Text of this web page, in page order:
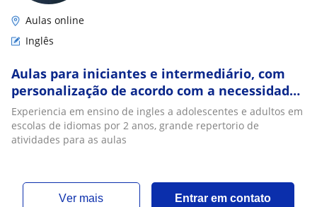
Aulas online
Inglês
Aulas para iniciantes e intermediário, com
personalização de acordo com a necessidade
do aluno
Experiencia em ensino de ingles a adolescentes e adultos em
escolas de idiomas por 2 anos, grande repertorio de
atividades para as aulas
ver mais Entrar em contato